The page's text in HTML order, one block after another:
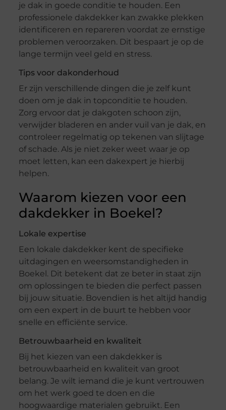
je dak in goede conditie te houden. Een
professionele dakdekker kan zwakke plekken
identificeren en repareren voordat ze ernstige
problemen veroorzaken. Dit bespaart je op de
lange termijn veel geld en stress.
Tips voor dakonderhoud
Er zijn verschillende dingen die je zelf kunt
doen om je dak in topconditie te houden.
Zorg ervoor dat je dakgoten schoon zijn,
verwijder bladeren en ander vuil van je dak, en
controleer regelmatig op tekenen van slijtage
of schade. Als je niet zeker weet waar je op
moet letten, kan een dakexpert je hierbij
helpen.
Waarom kiezen voor een
dakdekker in Boekel?
Lokale expertise
Een lokale dakdekker kent de specifieke
uitdagingen en weersomstandigheden in
Boekel. Dit betekent dat ze beter in staat zijn
om oplossingen te bieden die perfect passen
bij jouw situatie. Bovendien is het altijd handig
om een expert in de buurt te hebben voor
snelle en efficiënte service.
Betrouwbaarheid en kwaliteit
Bij het kiezen van een dakdekker is
betrouwbaarheid en kwaliteit van groot
belang. Je wilt iemand die je kunt vertrouwen
om het werk goed te doen en die
hoogwaardige materialen gebruikt. Een